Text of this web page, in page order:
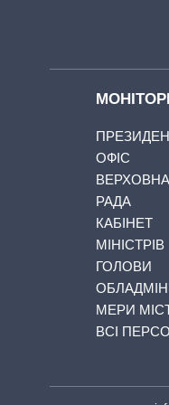
ОФІС
ВЕРХОВНА
РАДА
КАБІНЕТ
МІНІСТРІВ
ГОЛОВИ
МЕРИ
ВСІ